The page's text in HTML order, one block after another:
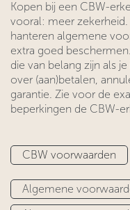
​Kopen bij een CBW-
vooral: meer
hanteren algemene
extra goed
die van belang zijn als
over (aan)betalen,
garantie. Zie voor ​de
beperkingen de CBW-
CBW voorwaarden​​​​
Algemene